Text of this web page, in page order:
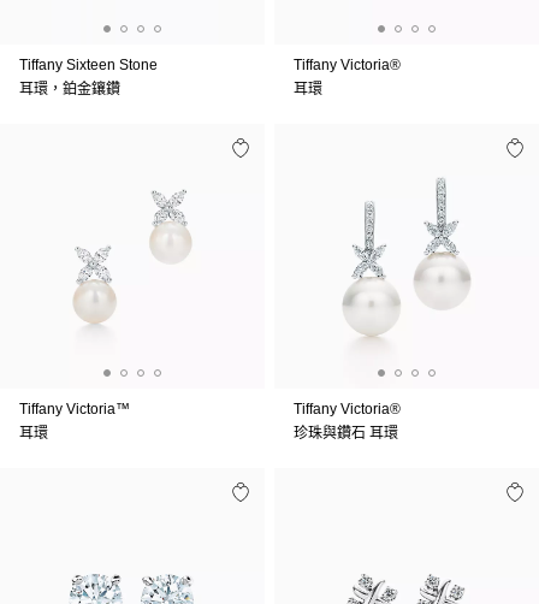
Tiffany Sixteen Stone
耳環，鉑金鑲鑽
Tiffany Victoria®
耳環
Tiffany Victoria™
耳環
Tiffany Victoria®
珍珠與鑽石 耳環